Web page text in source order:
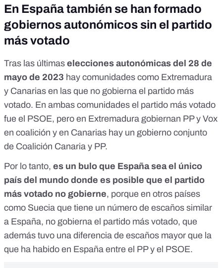
En España también se han formado
gobiernos autonómicos sin el partido
más votado
Tras las últimas elecciones autonómicas del 28 de
mayo de 2023 hay comunidades como Extremadura
y Canarias en las que no gobierna el partido más
votado. En ambas comunidades el partido más votado
fue el PSOE, pero en Extremadura gobiernan PP y Vox
en coalición y en Canarias hay un gobierno conjunto
de Coalición Canaria y PP.
Por lo tanto, es un bulo que España sea el único
país del mundo donde es posible que el partido
más votado no gobierne, porque en otros países
como Suecia que tiene un número de escaños similar
a España, no gobierna el partido más votado, que
además tuvo una diferencia de escaños mayor que la
que ha habido en España entre el PP y el PSOE.